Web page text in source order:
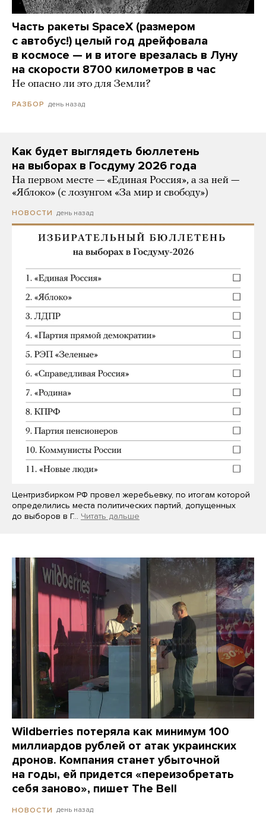
Часть ракеты SpaceX (размером
с автобус!) целый год дрейфовала
в космосе — и в итоге врезалась в Луну
на скорости 8700 километров в час
Не опасно ли это для Земли?
РАЗБОР день назад
Как будет выглядеть бюллетень
на выборах в Госдуму 2026 года
На первом месте — «Единая Россия», а за ней —
«Яблоко» (с лозунгом «За мир и свободу»)
НОВОСТИ день назад
Центризбирком РФ провел жеребьевку, по итогам которой
определились места политических партий, допущенных
до выборов в Г… Читать дальше
Wildberries потеряла как минимум 100
миллиардов рублей от атак украинских
дронов. Компания станет убыточной
на годы, ей придется «переизобретать
себя заново», пишет The Bell
НОВОСТИ день назад